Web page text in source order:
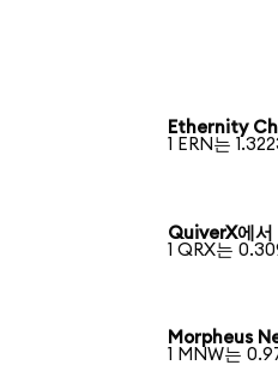
Ethernity
1 ERN는
QuiverX에서
1 QRX는
Morpheus
1 MNW는